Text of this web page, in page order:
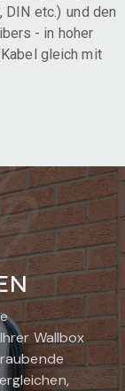
DIN etc.) und den
- in hoher
gleich mit
Wallbox